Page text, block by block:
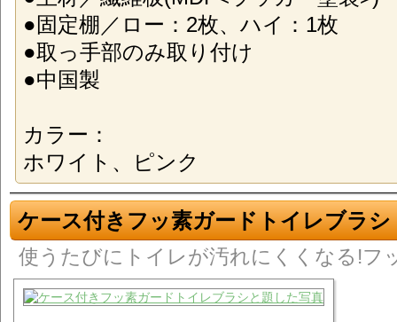
●固定棚／ロー：2枚、ハイ：1枚
●取っ手部のみ取り付け
●中国製
カラー：
ホワイト、ピンク
ケース付きフッ素ガードトイレブラシ
使うたびにトイレが汚れにくくなる!フ